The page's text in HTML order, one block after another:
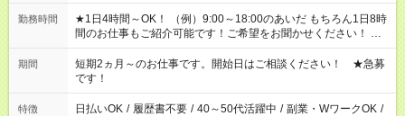
勤務時間
★1日4時間～OK！ （例）9:00～18:00のあいだ もちろん1日8時
間のお仕事もご紹介可能です！ご希望をお聞かせください！ ★
家庭の都合でお休みが必要な場合も遠慮なくご相談ください。
※週最低15時間以上の勤務が必要です
期間
短期2ヵ月～のお仕事です。開始日はご相談ください！ ★急募
です！
特徴 日払いOK / 履歴書不要 / 40～50代活躍中 / 副業・WワークOK /